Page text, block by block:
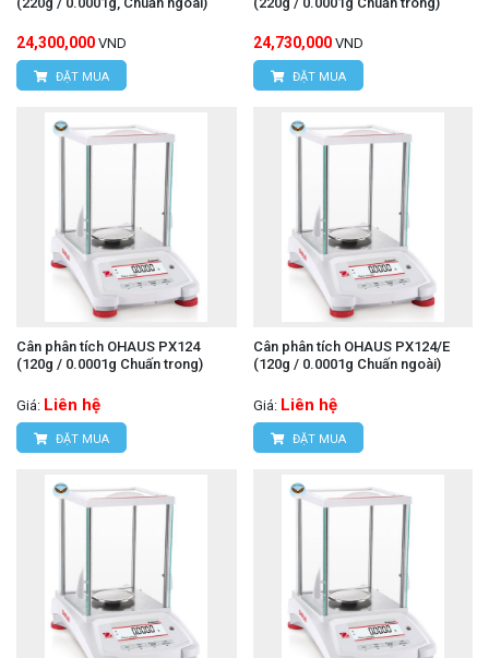
24,300,000 VND
ĐẶT MUA
24,730,000 VND
ĐẶT MUA
Cân phân tích OHAUS PX124
(120g / 0.0001g Chuấn trong)
Giá: Liên hệ
ĐẶT MUA
Cân phân tích OHAUS PX124/E
(120g / 0.0001g Chuấn ngoài)
Giá: Liên hệ
ĐẶT MUA